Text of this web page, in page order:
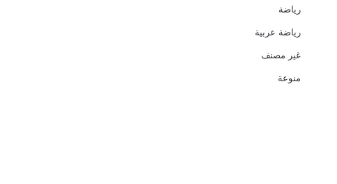
رياضة
رياضة عربية
غير مصنف
منوعة